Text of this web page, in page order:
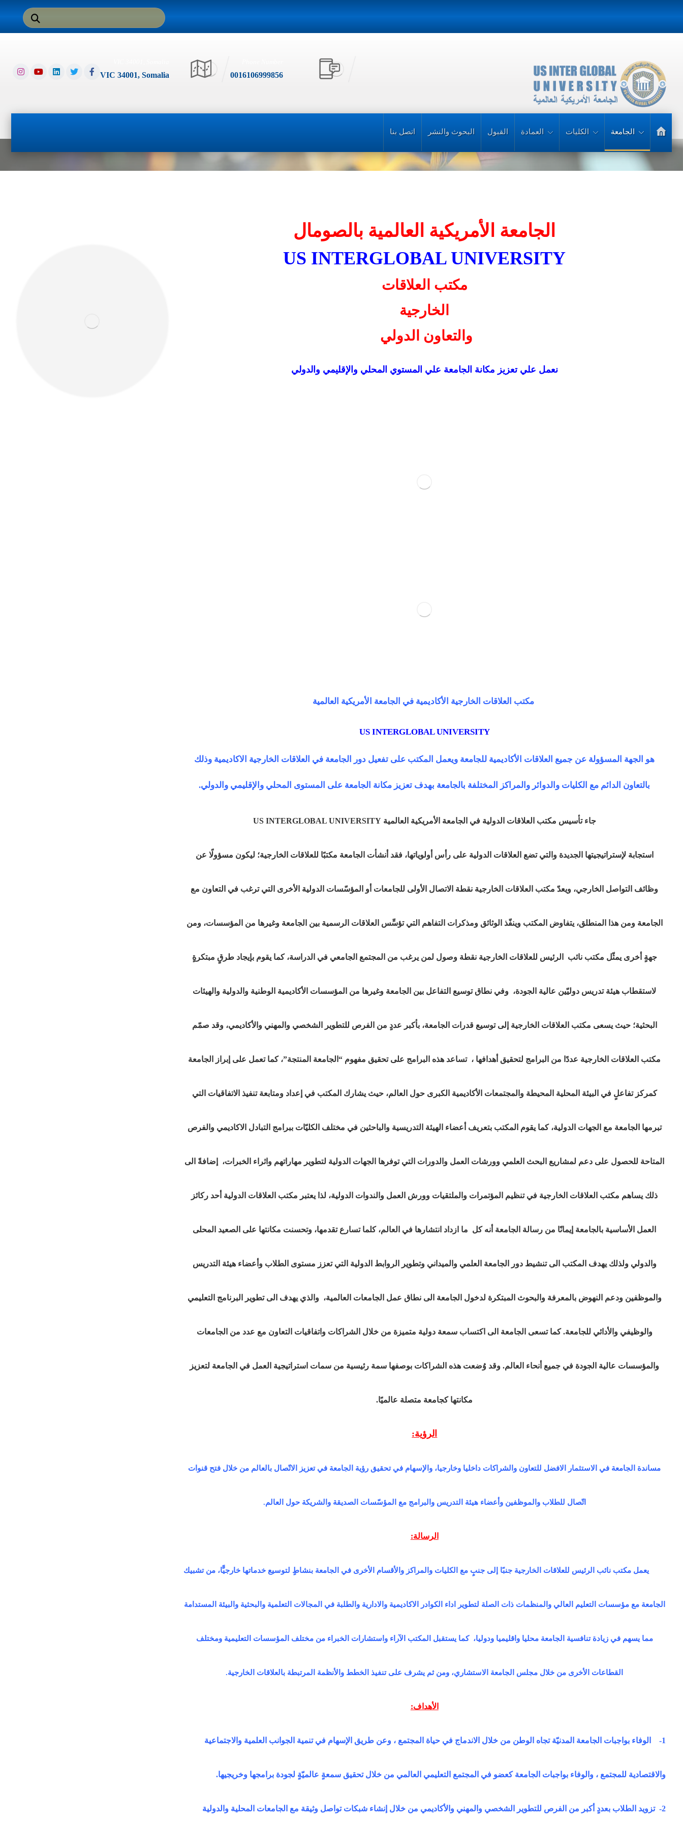
VIC 34001, Somalia 0016106999856
الجامعة الكليات العمادة القبول البحوث والنشر اتصل بنا
الجامعة الأمريكية العالمية بالصومال
US INTERGLOBAL UNIVERSITY
مكتب العلاقات
الخارجية
والتعاون الدولي
نعمل علي تعزيز مكانة الجامعة علي المستوي المحلي والإقليمي والدولي
مكتب العلاقات الخارجية الأكاديمية في الجامعة الأمريكية العالمية
US INTERGLOBAL UNIVERSITY
هو الجهة المسؤولة عن جميع العلاقات الأكاديمية للجامعة ويعمل المكتب على تفعيل دور الجامعة في العلاقات الخارجية الاكاديمية وذلك
بالتعاون الدائم مع الكليات والدوائر والمراكز المختلفة بالجامعة بهدف تعزيز مكانة الجامعة على المستوى المحلي والإقليمي والدولي.
جاء تأسيس مكتب العلاقات الدولية في الجامعة الأمريكية العالميةUS INTERGLOBAL UNIVERSITY
استجابة لإستراتيجيتها الجديدة والتي تضع العلاقات الدولية على رأس أولوياتها، فقد أنشأت الجامعة مكتبًا للعلاقات الخارجية؛ ليكون مسؤولًا عن
وظائف التواصل الخارجي، ويعدّ مكتب العلاقات الخارجية نقطة الاتصال الأولى للجامعات أو المؤسّسات الدولية الأخرى التي ترغب في التعاون مع
الجامعة ومن هذا المنطلق، يتفاوض المكتب وينفّذ الوثائق ومذكرات التفاهم التي تؤسِّس العلاقات الرسمية بين الجامعة وغيرها من المؤسسات، ومن
جهةٍ أخرى يمثّل مكتب نائب الرئيس للعلاقات الخارجية نقطة وصول لمن يرغب من المجتمع الجامعي في الدراسة، كما يقوم بإيجاد طرقٍ مبتكرةٍ
لاستقطاب هيئة تدريس دوليّين عالية الجودة، وفي نطاق توسيع التفاعل بين الجامعة وغيرها من المؤسسات الأكاديمية الوطنية والدولية والهيئات
البحثية؛ حيث يسعى مكتب العلاقات الخارجية إلى توسيع قدرات الجامعة، بأكبر عددٍ من الفرص للتطوير الشخصي والمهني والأكاديمي، وقد صمّم
مكتب العلاقات الخارجية عددًا من البرامج لتحقيق أهدافها ، تساعد هذه البرامج على تحقيق مفهوم “الجامعة المنتجة”، كما تعمل على إبراز الجامعة
كمركز تفاعلٍ في البيئة المحلية المحيطة والمجتمعات الأكاديمية الكبرى حول العالم، حيث يشارك المكتب في إعداد ومتابعة تنفيذ الاتفاقيات التي
تبرمها الجامعة مع الجهات الدولية، كما يقوم المكتب بتعريف أعضاء الهيئة التدريسية والباحثين في مختلف الكليّات ببرامج التبادل الاكاديمي والفرص
المتاحة للحصول على دعم لمشاريع البحث العلمي وورشات العمل والدورات التي توفرها الجهات الدولية لتطوير مهاراتهم واثراء الخبرات، إضافةً الى
ذلك يساهم مكتب العلاقات الخارجية في تنظيم المؤتمرات والملتقيات وورش العمل والندوات الدولية، لذا يعتبر مكتب العلاقات الدولية أحد ركائز
العمل الأساسية بالجامعة إيمانًا من رسالة الجامعة أنه كل ما ازداد انتشارها في العالم، كلما تسارع تقدمها، وتحسنت مكانتها على الصعيد المحلى
والدولي ولذلك يهدف المكتب الى تنشيط دور الجامعة العلمي والميداني وتطوير الروابط الدولية التي تعزز مستوى الطلاب وأعضاء هيئة التدريس
والموظفين ودعم النهوض بالمعرفة والبحوث المبتكرة لدخول الجامعة الى نطاق عمل الجامعات العالمية، والذي يهدف الى تطوير البرنامج التعليمي
والوظيفي والأدائي للجامعة. كما تسعى الجامعة الى اكتساب سمعة دولية متميزة من خلال الشراكات واتفاقيات التعاون مع عدد من الجامعات
والمؤسسات عالية الجودة في جميع أنحاء العالم. وقد وُضعت هذه الشراكات بوصفها سمة رئيسية من سمات استراتيجية العمل في الجامعة لتعزيز
مكانتها كجامعة متصلة عالميًا.
الرؤية:
مساندة الجامعة في الاستثمار الافضل للتعاون والشراكات داخليا وخارجيا، والإسهام في تحقيق رؤية الجامعة في تعزيز الاتّصال بالعالم من خلال فتح قنوات
اتّصال للطلاب والموظفين وأعضاء هيئة التدريس والبرامج مع المؤسّسات الصديقة والشريكة حول العالم.
الرسالة:
يعمل مكتب نائب الرئيس للعلاقات الخارجية جنبًا إلى جنبٍ مع الكليات والمراكز والأقسام الأخرى في الجامعة بنشاطٍ لتوسيع خدماتها خارجيًّا، من تشبيك
الجامعة مع مؤسسات التعليم العالي والمنظمات ذات الصلة لتطوير اداء الكوادر الاكاديمية والادارية والطلبة في المجالات التعلمية والبحثية والبيئة المستدامة
مما يسهم في زيادة تنافسية الجامعة محليا واقليميا ودوليا، كما يستقبل المكتب الآراء واستشارات الخبراء من مختلف المؤسسات التعليمية ومختلف
القطاعات الأخرى من خلال مجلس الجامعة الاستشاري، ومن ثم يشرف على تنفيذ الخطط والأنظمة المرتبطة بالعلاقات الخارجية.
الأهداف:
1- الوفاء بواجبات الجامعة المدنيّة تجاه الوطن من خلال الاندماج في حياة المجتمع ، وعن طريق الإسهام في تنمية الجوانب العلمية والاجتماعية
والاقتصادية للمجتمع ، والوفاء بواجبات الجامعة كعضو في المجتمع التعليمي العالمي من خلال تحقيق سمعةٍ عالميّةٍ لجودة برامجها وخريجيها.
2- تزويد الطلاب بعددٍ أكبر من الفرص للتطوير الشخصي والمهني والأكاديمي من خلال إنشاء شبكات تواصل وثيقة مع الجامعات المحلية والدولية